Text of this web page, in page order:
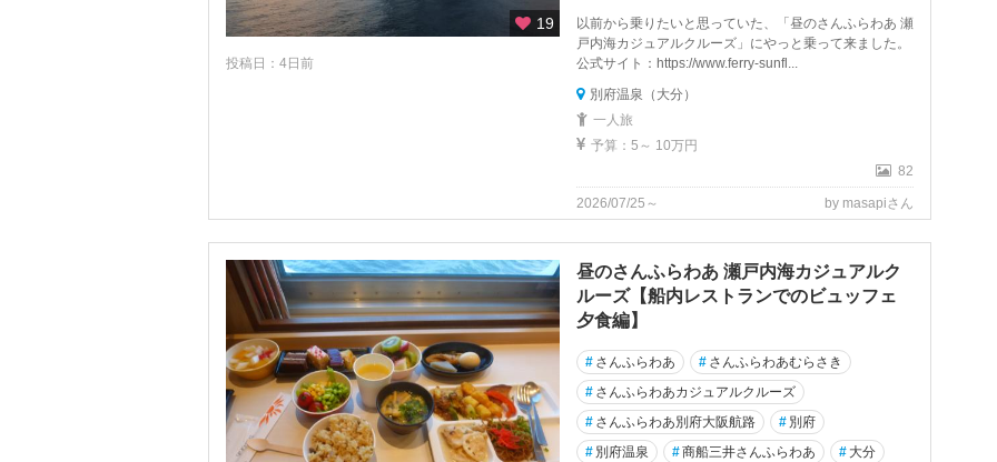
19
投稿日：4日前
以前から乗りたいと思っていた、「昼のさんふらわあ 瀬
戸内海カジュアルクルーズ」にやっと乗って来ました。
公式サイト：https://www.ferry-sunfl...
別府温泉（大分）
一人旅
予算：5～ 10万円
82
2026/07/25～ by masapiさん
昼のさんふらわあ 瀬戸内海カジュアルク
ルーズ【船内レストランでのビュッフェ
夕食編】
# さんふらわあ # さんふらわあむらさき
# さんふらわあカジュアルクルーズ
# さんふらわあ別府大阪航路 # 別府
# 別府温泉 #商船三井さんふらわあ # 大分